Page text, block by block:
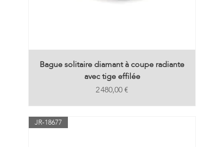
Bague solitaire diamant à coupe radiante
avec tige effilée
Prix
2 480,00 €
JR-18677